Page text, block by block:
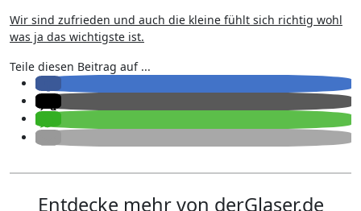
Wir sind zufrieden und auch die kleine fühlt sich richtig wohl
was ja das wichtigste ist.
Teile diesen Beitrag auf ...
Entdecke mehr von derGlaser.de